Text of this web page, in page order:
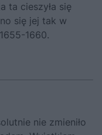
ta cieszyła się
się jej tak w
1660.
nie zmieniło